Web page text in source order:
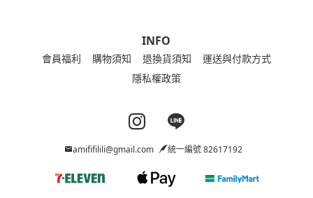
INFO
會員福利 購物須知 退換貨須知
運送與付款方式
隱私權政策
Instagram page
Line page
amififilili@gmail.com 統一編號 82617192